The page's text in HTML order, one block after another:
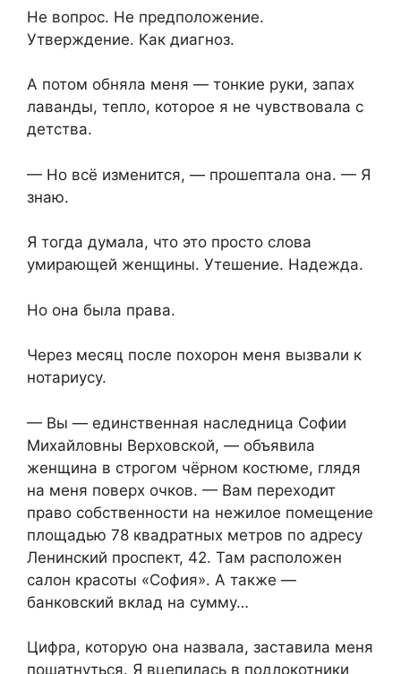
Не вопрос. Не предположение.
Утверждение. Как диагноз.
А потом обняла меня — тонкие руки, запах
лаванды, тепло, которое я не чувствовала с
детства.
— Но всё изменится, — прошептала она. — Я
знаю.
Я тогда думала, что это просто слова
умирающей женщины. Утешение. Надежда.
Но она была права.
Через месяц после похорон меня вызвали к
нотариусу.
— Вы — единственная наследница Софии
Михайловны Верховской, — объявила
женщина в строгом чёрном костюме, глядя
на меня поверх очков. — Вам переходит
право собственности на нежилое помещение
площадью 78 квадратных метров по адресу
Ленинский проспект, 42. Там расположен
салон красоты «София». А также —
банковский вклад на сумму…
Цифра, которую она назвала, заставила меня
пошатнуться. Я вцепилась в подлокотники